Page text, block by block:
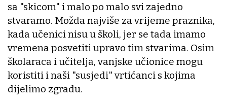
sa "skicom" i malo po malo svi zajedno
stvaramo. Možda najviše za vrijeme praznika,
kada učenici nisu u školi, jer se tada imamo
vremena posvetiti upravo tim stvarima. Osim
školaraca i učitelja, vanjske učionice mogu
koristiti i naši "susjedi" vrtićanci s kojima
dijelimo zgradu.